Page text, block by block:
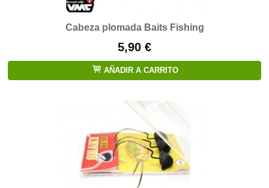
Cabeza plomada Baits Fishing
5,90 €
AÑADIR A CARRITO